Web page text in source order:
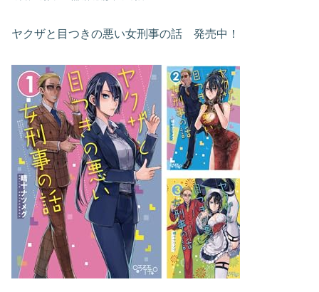
ヤクザと目つきの悪い女刑事の話 発売中！